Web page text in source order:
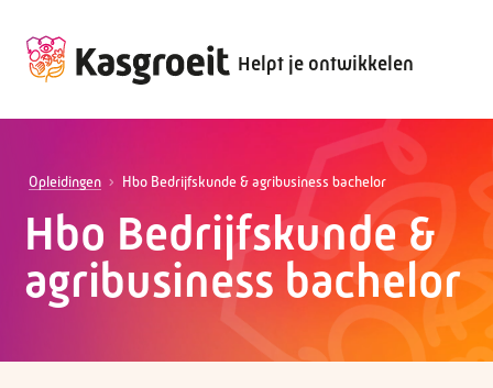
Helpt je ontwikkelen
Opleidingen Hbo Bedrijfskunde & agribusiness bachelor
Hbo Bedrijfskunde &
agribusiness bachelor